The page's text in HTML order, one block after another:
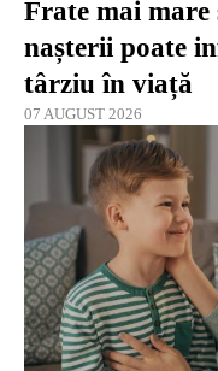
Frate mai mare
nașterii poate
târziu în viață
07 AUGUST 2026